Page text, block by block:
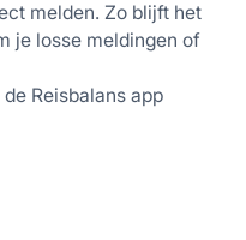
melden. Zo blijft het
je losse meldingen of